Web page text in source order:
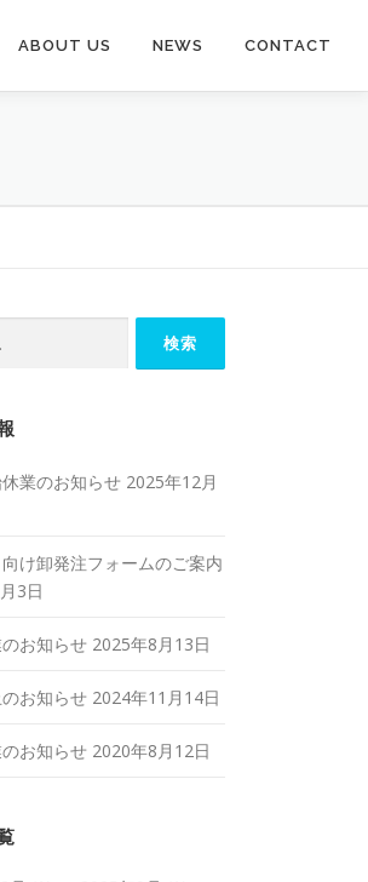
ABOUT US NEWS CONTACT
業のお知らせ 2025年12月
け卸発注フォームのご案内
3日
お知らせ 2025年8月13日
お知らせ 2024年11月14日
お知らせ 2020年8月12日